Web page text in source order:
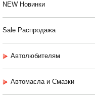
NEW Новинки
Sale Распродажа
Автолюбителям
Автомасла и Смазки